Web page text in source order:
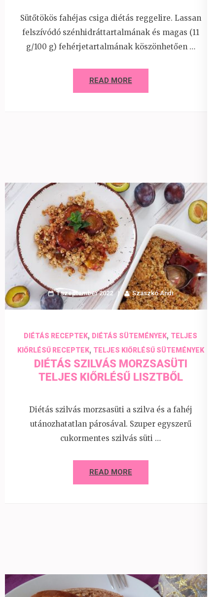
Sütőtökös fahéjas csiga diétás reggelire. Lassan
felszívódó szénhidráttartalmának és magas (11
g/100 g) fehérjetartalmának köszönhetően …
READ MORE
1 szeptember 2022 Szaszkó Andi
DIÉTÁS RECEPTEK, DIÉTÁS SÜTEMÉNYEK, TELJES
KIŐRLÉSŰ RECEPTEK, TELJES KIŐRLÉSŰ SÜTEMÉNYEK
DIÉTÁS SZILVÁS MORZSASÜTI
TELJES KIŐRLÉSŰ LISZTBŐL
Diétás szilvás morzsasüti a szilva és a fahéj
utánozhatatlan párosával. Szuper egyszerű
cukormentes szilvás süti …
READ MORE